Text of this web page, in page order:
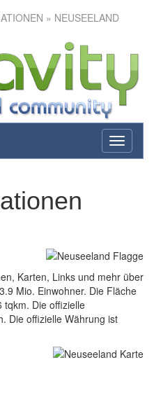
» NEUSEELAND
toggle
Karten, Links und mehr über
Mio. Einwohner. Die Fläche
tqkm. Die offizielle
Die offizielle Währung ist